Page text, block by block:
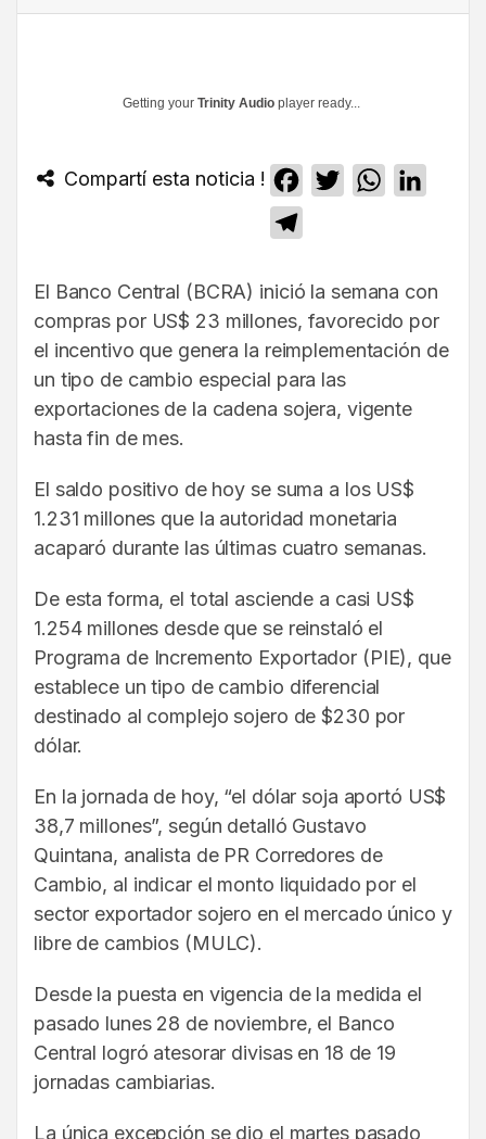
Getting your Trinity Audio player ready...
Compartí esta noticia ! Facebook
TwitterWhatsApp
El Banco Central (BCRA) inició la semana con
compras por US$ 23 millones, favorecido por
el incentivo que genera la reimplementación de
un tipo de cambio especial para las
exportaciones de la cadena sojera, vigente
hasta fin de mes.
El saldo positivo de hoy se suma a los US$
1.231 millones que la autoridad monetaria
acaparó durante las últimas cuatro semanas.
De esta forma, el total asciende a casi US$
1.254 millones desde que se reinstaló el
Programa de Incremento Exportador (PIE), que
establece un tipo de cambio diferencial
destinado al complejo sojero de $230 por
dólar.
En la jornada de hoy, “el dólar soja aportó US$
38,7 millones”, según detalló Gustavo
Quintana, analista de PR Corredores de
Cambio, al indicar el monto liquidado por el
sector exportador sojero en el mercado único y
libre de cambios (MULC).
Desde la puesta en vigencia de la medida el
pasado lunes 28 de noviembre, el Banco
Central logró atesorar divisas en 18 de 19
jornadas cambiarias.
La única excepción se dio el martes pasado